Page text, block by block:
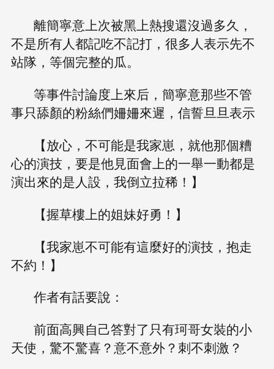
離簡寧意上次被黑上熱搜還沒過多久，
不是所有人都記吃不記打，很多人表示先不
站隊，等個完整的瓜。
等事件討論度上來后，簡寧意那些不管
事只舔顏的粉絲們姍姍來遲，信誓旦旦表示
【放心，不可能是我家崽，就他那個糟
心的演技，要是他見面會上的一舉一動都是
演出來的是人設，我倒立拉稀！】
【握草樓上的姐妹好勇！】
【我家崽不可能有這麼好的演技，抱走
不約！】
作者有話要說：
前面高興自己答對了只有珂哥女裝的小
天使，驚不驚喜？意不意外？刺不刺激？